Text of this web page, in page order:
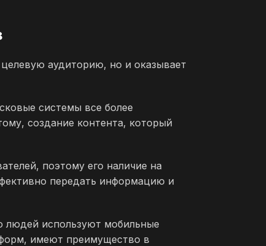
аудиторию, но и оказывает
системы все более
создание контента, который
поэтому его наличие на
передать информацию и
людей используют мобильные
имеют преимущество в